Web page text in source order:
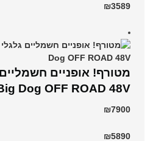
₪3589
מטורף! אופניים חשמליים
Dog OFF ROAD 48V
₪7900
₪5890